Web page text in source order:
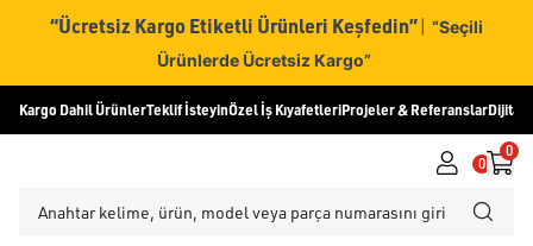
“Ücretsiz Kargo Etiketli Ürünleri Keşfedin” | “Seçili
Ürünlerde Ücretsiz Kargo”
Kargo Dahil ÜrünlerTeklif İsteyinÖzel İş KıyafetleriProjeler & ReferanslarDijital
0
0